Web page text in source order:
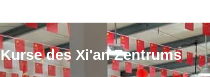
Kurse des Xi'an Zentrums